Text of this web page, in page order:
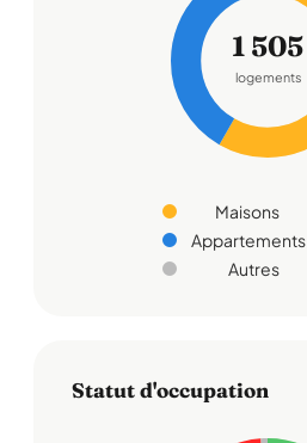
1 505
logements
Maisons
Appartements
Autres
Statut d'occupation